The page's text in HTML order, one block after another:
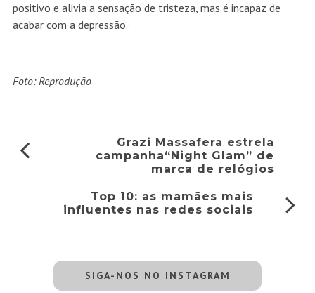
positivo e alivia a sensação de tristeza, mas é incapaz de
acabar com a depressão.
Foto: Reprodução
Grazi Massafera estrela
campanha“Night Glam” de
marca de relógios
Top 10: as mamães mais
influentes nas redes sociais
SIGA-NOS NO INSTAGRAM